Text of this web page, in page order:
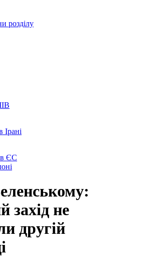
розділу
Ірані
в ЄС
захід не
другій